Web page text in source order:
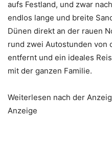
aufs Festland, und zwar
endlos lange und breite
Dünen direkt an der rauen
rund zwei Autostunden von
entfernt und ein ideales
mit der ganzen Familie.
Weiterlesen nach der
Anzeige